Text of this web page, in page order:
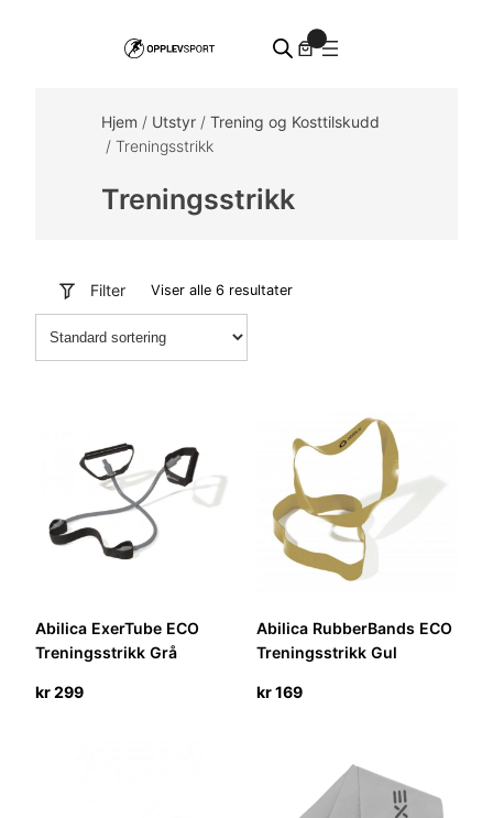
Hjem / Utstyr / Trening og Kosttilskudd
/ Treningsstrikk
Treningsstrikk
Filter Viser alle 6 resultater
Abilica ExerTube ECO
Treningsstrikk Grå
kr299
Abilica RubberBands ECO
Treningsstrikk Gul
kr169